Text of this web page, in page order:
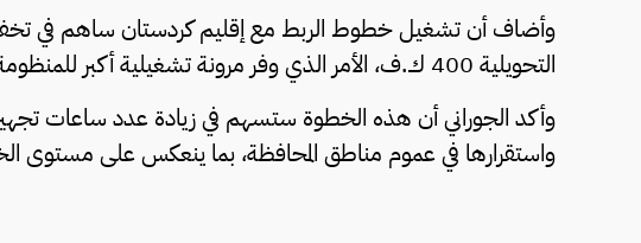
وأضاف أن تشغيل خطوط الربط مع إقليم كردستان ساهم في
التحويلية 400 ك.ف، الأمر الذي وفر مرونة تشغيلية أكبر للمنظومة الكهربائية.
وأكد الجوراني أن هذه الخطوة ستسهم في زيادة عدد ساعات
واستقرارها في عموم مناطق المحافظة، بما ينعكس على مستوى